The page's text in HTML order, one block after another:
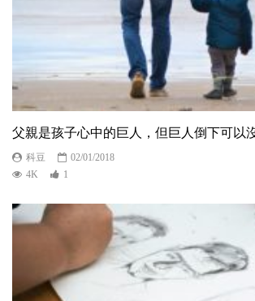
父親是孩子心中的巨人，但巨人倒下可以
科豆
02/01/2018
4K
1